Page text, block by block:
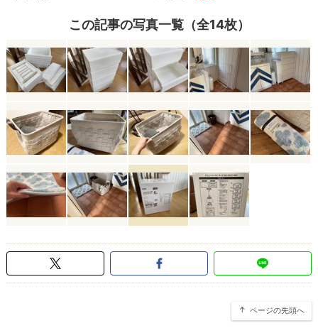
この記事の写真一覧（全14枚）
ページの先頭へ